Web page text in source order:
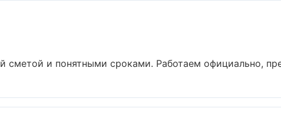
сметой и понятными сроками. Работаем официально,